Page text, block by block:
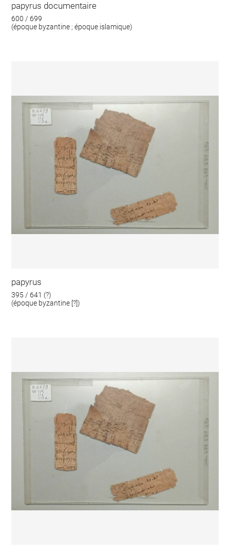
papyrus documentaire
600 / 699
(époque byzantine ; époque islamique)
papyrus
395 / 641 (?)
(époque byzantine [?])